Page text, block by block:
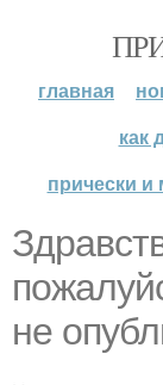
главная
как
прически
не